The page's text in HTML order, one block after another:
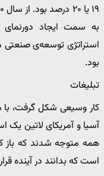
به سمت ایجاد
استراتژی توسعه‌ی
بود.
تبلیغات
کار وسیعی شکل گرفت،
آسیا و آمریکای لاتین یک
همه متوجه شدند که باز
است که بدانند در آینده